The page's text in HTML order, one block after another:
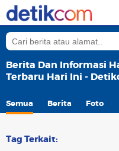
Berita Dan Informasi
Terbaru Hari Ini -
Semua Berita Foto
Tag Terkait: